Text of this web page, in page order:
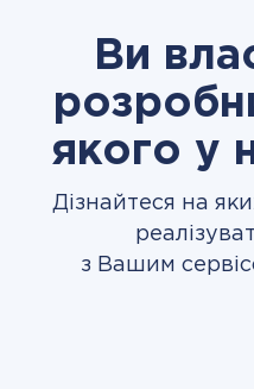
Ви
якого у
Дізнайтеся на
з Вашим